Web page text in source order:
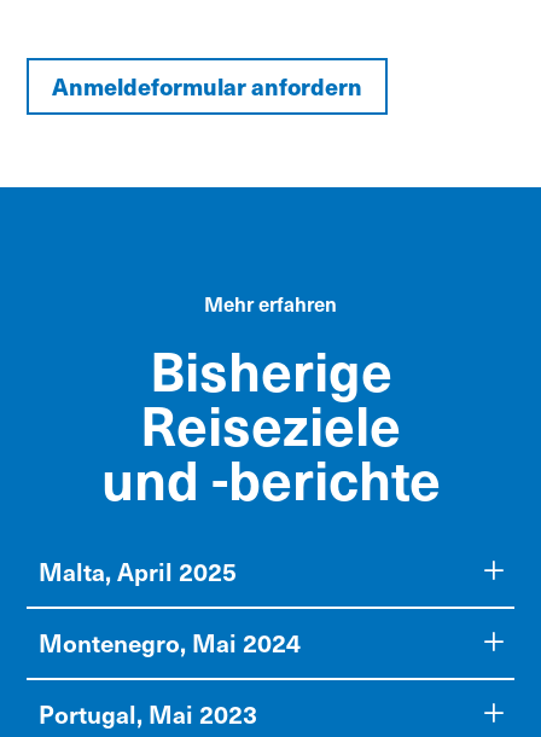
Anmeldeformular anfordern
Mehr erfahren
Bisherige
Reiseziele
und -berichte
Malta, April 2025
Montenegro, Mai 2024
Portugal, Mai 2023